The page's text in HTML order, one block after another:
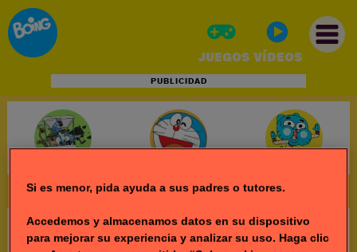
JUEGOS VÍDEOS
PUBLICIDAD
INICIO
¡Vaya! No encontramos la página que buscas
Si es menor, pida ayuda a sus padres o tutores.
Accedemos y almacenamos datos en su dispositivo
para mejorar su experiencia y analizar su uso. Haga clic